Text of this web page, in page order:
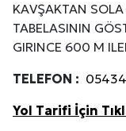
KAVŞAKTAN
TABELASININ
GIRINCE 600 M
TELEFON :
Yol Tarifi İçin